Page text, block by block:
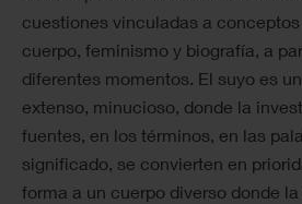
cuestiones vinculadas a
cuerpo, feminismo y biografía, a
diferentes momentos. El suyo es
extenso, minucioso, donde la
fuentes, en los términos, en las
significado, se convierten en
forma a un cuerpo diverso donde